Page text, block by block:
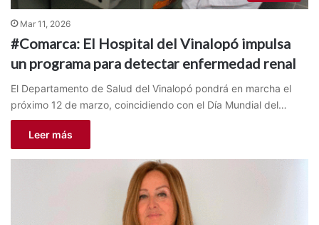
Mar 11, 2026
#Comarca: El Hospital del Vinalopó impulsa
un programa para detectar enfermedad renal
El Departamento de Salud del Vinalopó pondrá en marcha el
próximo 12 de marzo, coincidiendo con el Día Mundial del…
Leer más